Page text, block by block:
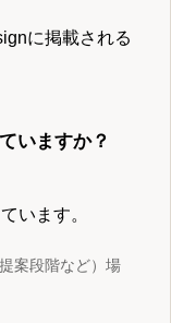
に掲載される
いますか？
います。
案段階など）場